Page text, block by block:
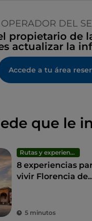
OPERADOR DEL
propietario de
actualizar la
Accede a tu área
que le
Rutas y experiencias
8 experiencias
vivir Florencia de
5 minutos